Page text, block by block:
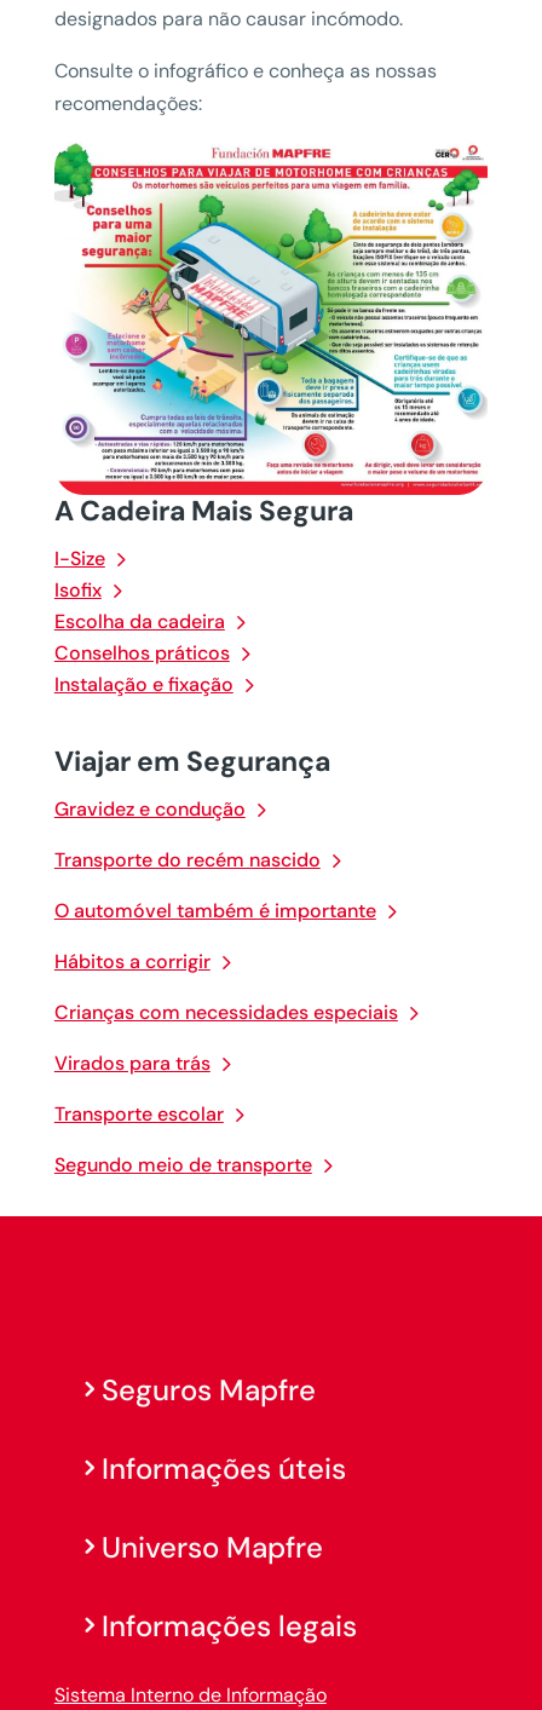
A Cadeira Mais Segura
I-Size
Isofix
Escolha da cadeira
Conselhos práticos
Instalação e fixação
Viajar em Segurança
Gravidez e condução
Transporte do recém nascido
O automóvel também é importante
Hábitos a corrigir
Crianças com necessidades especiais
Virados para trás
Transporte escolar
Segundo meio de transporte
designados para não causar incómodo.
Consulte o infográfico e conheça as nossas
recomendações:
Seguros Mapfre
Informações úteis
Universo Mapfre
Informações legais
Sistema Interno de Informação